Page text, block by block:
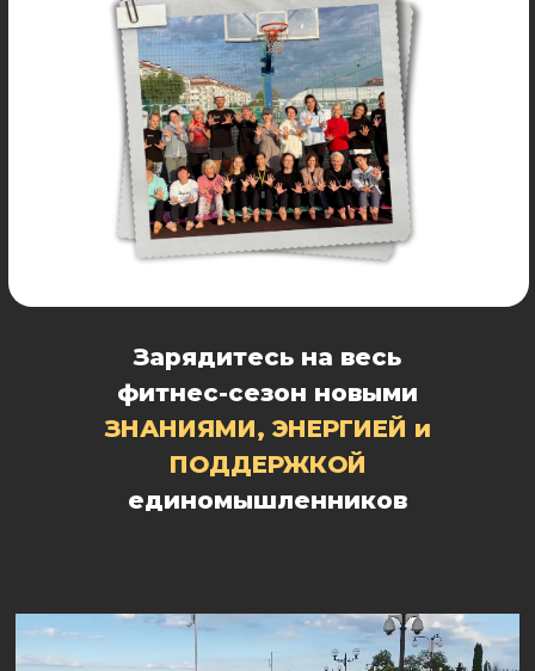
Зарядитесь на весь
фитнес-сезон новыми
ЗНАНИЯМИ, ЭНЕРГИЕЙ и
ПОДДЕРЖКОЙ
единомышленников